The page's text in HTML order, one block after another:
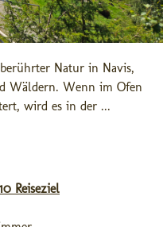
Natur in Navis,
Wäldern. Wenn im Ofen
wird es in der ...
Reiseziel